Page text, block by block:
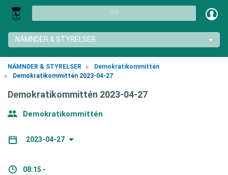
Sök
NÄMNDER & STYRELSER
NÄMNDER & STYRELSER
Demokratikommittén
Demokratikommittén 2023-04-27
Demokratikommittén 2023-04-27
Demokratikommittén
2023-04-27
08:15 -